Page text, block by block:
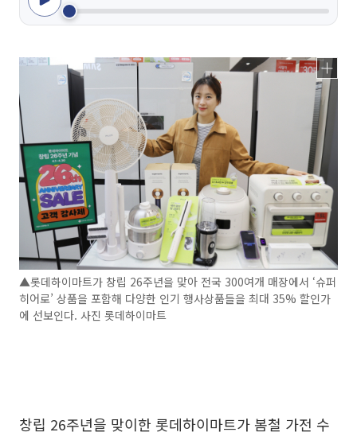
▲롯데하이마트가 창립 26주년을 맞아 전국 300여개 매장에서 ‘슈퍼
히어로’ 상품을 포함해 다양한 인기 행사상품들을 최대 35% 할인가
에 선보인다. 사진 롯데하이마트
창립 26주년을 맞이한 롯데하이마트가 봄철 가전 수